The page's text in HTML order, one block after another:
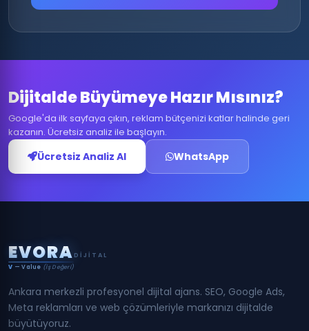
Dijitalde Büyümeye Hazır Mısınız?
Google'da ilk sayfaya çıkın, reklam bütçenizi katlar halinde geri
kazanın. Ücretsiz analiz ile başlayın.
Ücretsiz Analiz Al WhatsApp
EVORA DIJITAL
V — Value (İş Değeri)
Ankara merkezli profesyonel dijital ajans. SEO, Google Ads,
Meta reklamları ve web çözümleriyle markanızı dijitalde
büyütüyoruz.